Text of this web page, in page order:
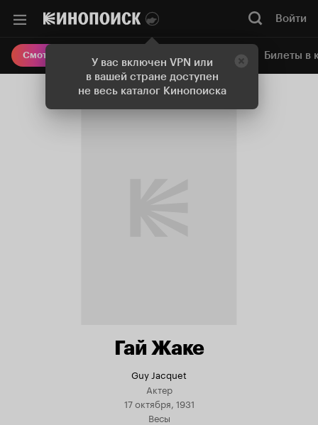
У вас включен VPN или
в вашей стране доступен
не весь каталог Кинопоиска
Войти
Смотреть кино Онлайн-кинотеатр Билеты в
Гай Жаке
Guy Jacquet
Актер
17 октября, 1931
Весы